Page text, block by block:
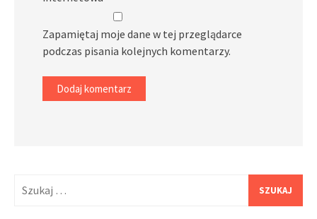
Zapamiętaj moje dane w tej przeglądarce
podczas pisania kolejnych komentarzy.